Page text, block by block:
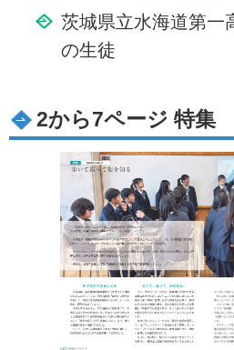
茨城県立水海道第一
の生徒
2から7ページ 特集